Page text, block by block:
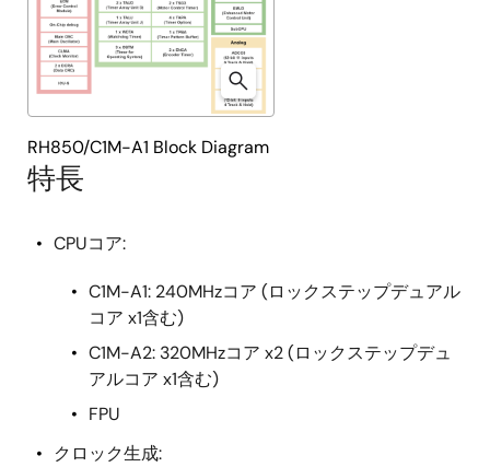
特長
CPUコア:
C1M-A1: 240MHzコア (ロックステップデュアル
コア x1含む)
C1M-A2: 320MHzコア x2 (ロックステップデュ
アルコア x1含む)
FPU
クロック生成:
RH850/C1M-A1 Block Diagram